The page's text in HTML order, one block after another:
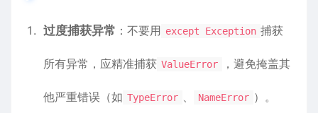
过度捕获异常 ：不要用 except Exception 捕获
所有异常，应精准捕获 ValueError ，避免掩盖其
他严重错误（如 TypeError 、 NameError ）。